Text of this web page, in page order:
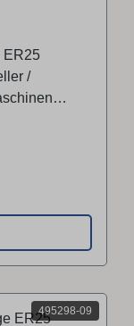
ER25
495298-09